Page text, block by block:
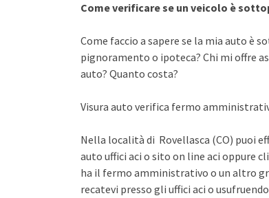
Come verificare se un veicolo è
Come faccio a sapere se la mia auto è
pignoramento o ipoteca? Chi mi offre
auto? Quanto costa?
Visura auto verifica fermo
Nella località di Rovellasca (CO) puoi
auto uffici aci o sito on line aci oppure
ha il fermo amministrativo o un altro
recatevi presso gli uffici aci o